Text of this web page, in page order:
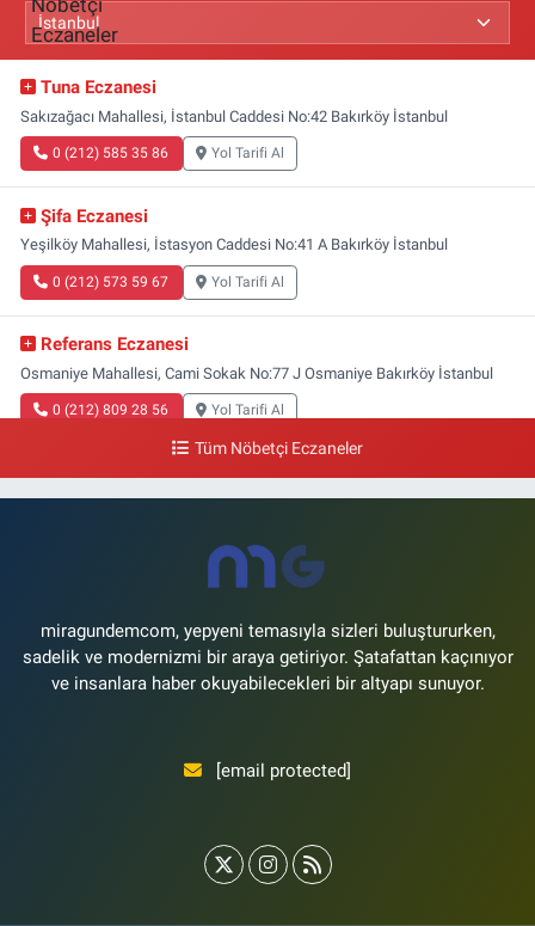
Tuna Eczanesi
Sakızağacı Mahallesi, İstanbul Caddesi No:42 Bakırköy İstanbul
0 (212) 585 35 86 Yol Tarifi Al
Şifa Eczanesi
Yeşilköy Mahallesi, İstasyon Caddesi No:41 A Bakırköy İstanbul
0 (212) 573 59 67 Yol Tarifi Al
Referans Eczanesi
Osmaniye Mahallesi, Cami Sokak No:77 J Osmaniye Bakırköy İstanbul
0 (212) 809 28 56 Yol Tarifi Al
Bayraktar Eczanesi
Şenlikköy Mahallesi, Harman Sokak No:43 4B Florya Bakırköy İstanbul
Tüm Nöbetçi Eczaneler
miragundemcom, yepyeni temasıyla sizleri buluştururken,
sadelik ve modernizmi bir araya getiriyor. Şatafattan kaçınıyor
ve insanlara haber okuyabilecekleri bir altyapı sunuyor.
[email protected]